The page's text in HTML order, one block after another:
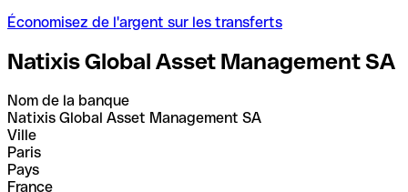
Économisez de l'argent sur les transferts
Natixis Global Asset Management SA
Nom de la banque
Natixis Global Asset Management SA
Ville
Paris
Pays
France